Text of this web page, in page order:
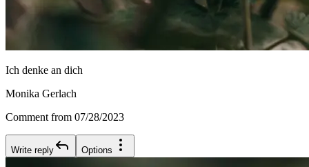
Ich denke an dich
Monika Gerlach
Comment from 07/28/2023
Write reply Options